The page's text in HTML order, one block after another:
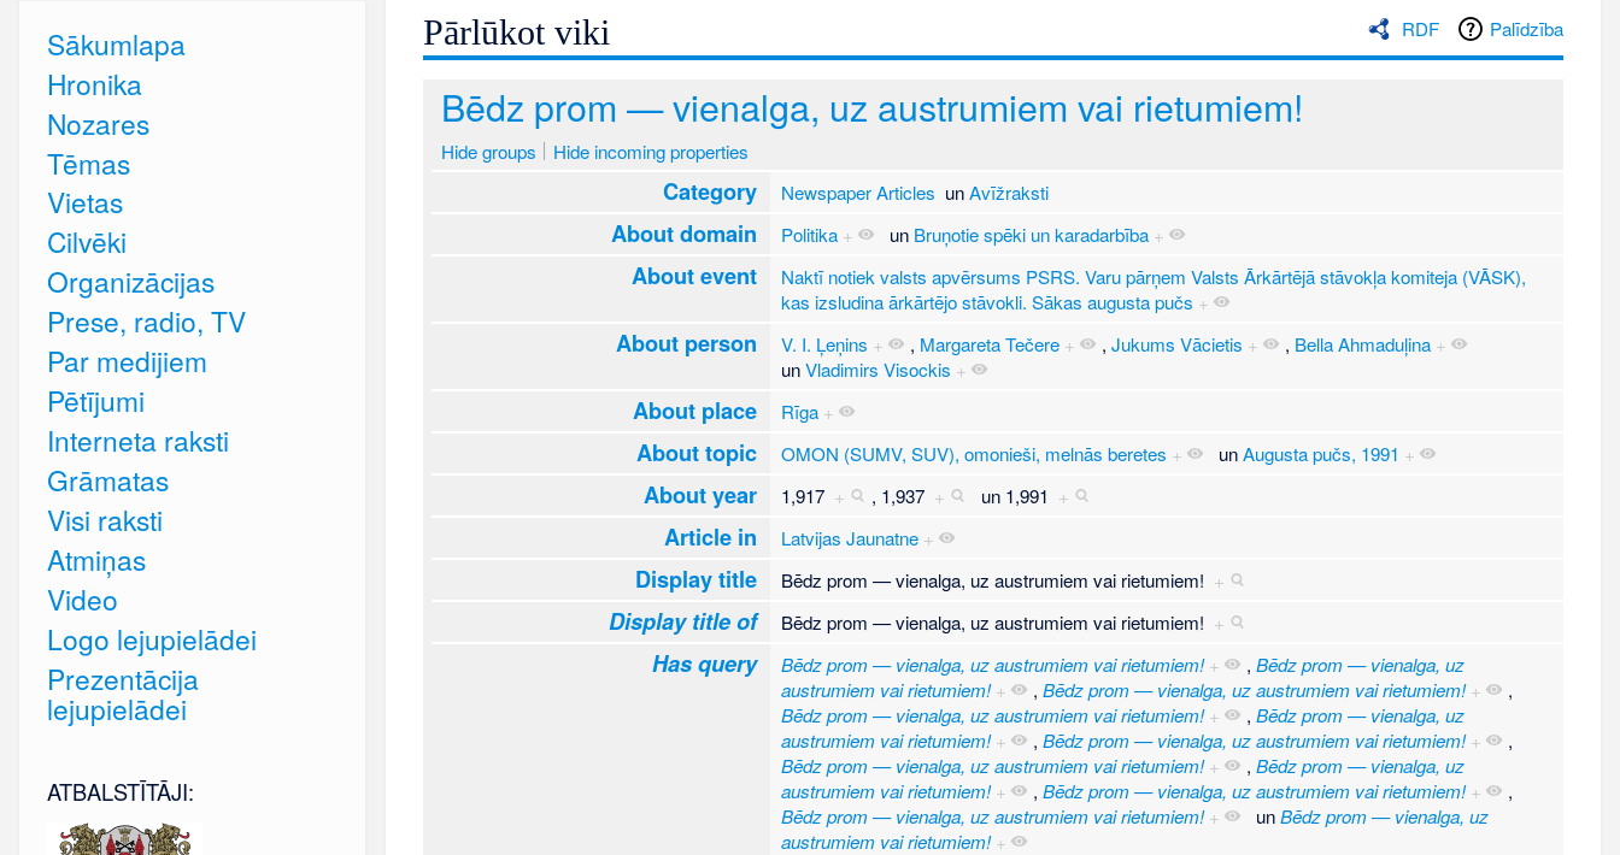
RDF Palīdzība
Pārlūkot viki
Bēdz prom — vienalga, uz austrumiem vai rietumiem!
Hide groups Hide incoming properties
Category Newspaper Articles unAvīžraksti
About domain Politika + un Bruņotie spēki un karadarbība +
About event
Naktī notiek valsts apvērsums PSRS. Varu pārņem Valsts Ārkārtējā stāvokļa komiteja (VĀSK),
kas izsludina ārkārtējo stāvokli. Sākas augusta pučs +
About person V. I. Ļeņins + , Margareta Tečere + , Jukums Vācietis + , Bella Ahmaduļina +
unVladimirs Visockis +
About place Rīga +
About topic OMON (SUMV, SUV), omonieši, melnās beretes + unAugusta pučs, 1991 +
About year 1,917 + , 1,937 + un 1,991 +
Article in Latvijas Jaunatne +
Display title Bēdz prom — vienalga, uz austrumiem vai rietumiem! +
Display title of Bēdz prom — vienalga, uz austrumiem vai rietumiem! +
Has query Bēdz prom — vienalga, uz austrumiem vai rietumiem! + , Bēdz prom — vienalga, uz
austrumiem vai rietumiem! + , Bēdz prom — vienalga, uz austrumiem vai rietumiem! +
,
Bēdz prom — vienalga, uz austrumiem vai rietumiem! + , Bēdz prom — vienalga, uz
austrumiem vai rietumiem! + , Bēdz prom — vienalga, uz austrumiem vai rietumiem! +
,
Bēdz prom — vienalga, uz austrumiem vai rietumiem! + , Bēdz prom — vienalga, uz
austrumiem vai rietumiem! + , Bēdz prom — vienalga, uz austrumiem vai rietumiem! +
,
Bēdz prom — vienalga, uz austrumiem vai rietumiem! + unBēdz prom — vienalga, uz
austrumiem vai rietumiem! +
Sākumlapa
Hronika
Nozares
Tēmas
Vietas
Cilvēki
Organizācijas
Prese, radio, TV
Par medijiem
Pētījumi
Interneta raksti
Grāmatas
Visi raksti
Atmiņas
Video
Logo lejupielādei
Prezentācija
lejupielādei
ATBALSTĪTĀJI: